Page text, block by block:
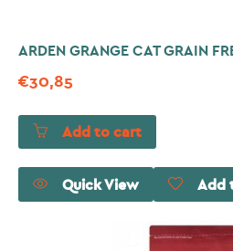
ARDEN GRANGE CAT GRAIN
€30,85
Add to cart
Quick View Add